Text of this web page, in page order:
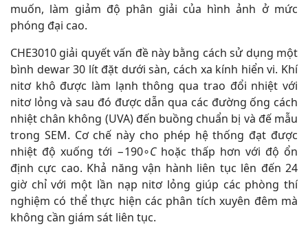
muốn, làm giảm độ phân giải của hình ảnh ở mức
phóng đại cao.
CHE3010 giải quyết vấn đề này bằng cách sử dụng một
bình dewar 30 lít đặt dưới sàn, cách xa kính hiển vi. Khí
nitơ khô được làm lạnh thông qua trao đổi nhiệt với
nitơ lỏng và sau đó được dẫn qua các đường ống cách
nhiệt chân không (UVA) đến buồng chuẩn bị và đế mẫu
trong SEM. Cơ chế này cho phép hệ thống đạt được
nhiệt độ xuống tới −190∘Choặc thấp hơn với độ ổn
định cực cao. Khả năng vận hành liên tục lên đến 24
giờ chỉ với một lần nạp nitơ lỏng giúp các phòng thí
nghiệm có thể thực hiện các phân tích xuyên đêm mà
không cần giám sát liên tục.